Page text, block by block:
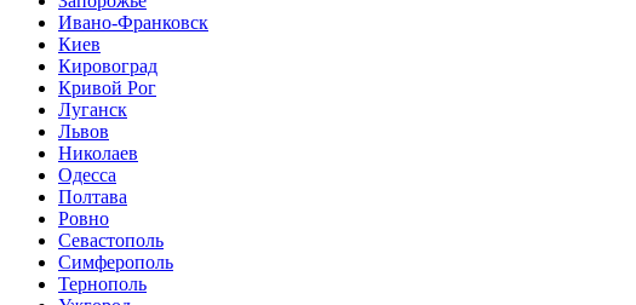
Ивано-Франковск
Киев
Кировоград
Кривой Рог
Луганск
Львов
Николаев
Одесса
Полтава
Ровно
Севастополь
Симферополь
Тернополь